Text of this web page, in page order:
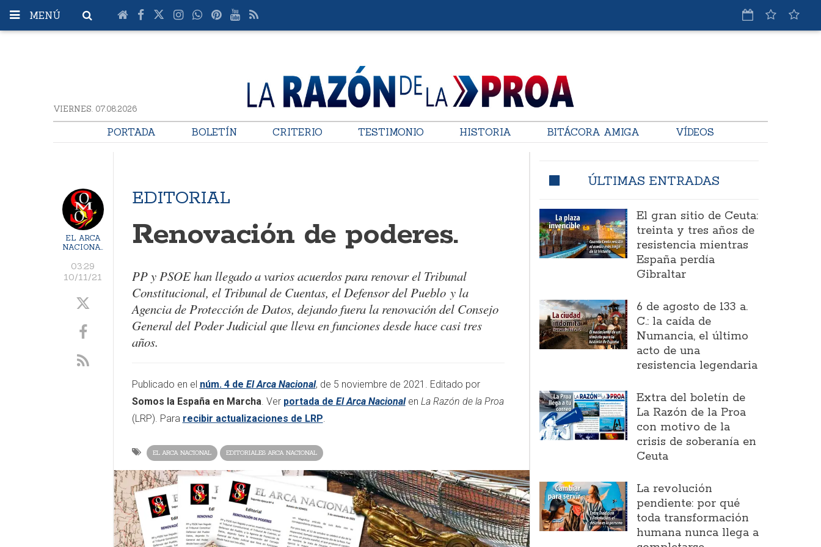
MENÚ
VIERNES. 07.08.2026
PORTADA BOLETÍN CRITERIO TESTIMONIO HISTORIA BITÁCORA AMIGA VÍDEOS
EL ARCA
03:29
10/11/21
EDITORIAL
Renovación de poderes.
PP y PSOE han llegado a varios acuerdos para renovar el Tribunal
Constitucional, el Tribunal de Cuentas, el Defensor del Pueblo y la
Agencia de Protección de Datos, dejando fuera la renovación del Consejo
General del Poder Judicial que lleva en funciones desde hace casi tres
años.
Publicado en el núm. 4 de El Arca Nacional, de 5 noviembre de 2021. Editado por
Somos la España en Marcha. Ver portada de El Arca Nacional en La Razón de la Proa
(LRP). Para recibir actualizaciones de LRP.
EL ARCA NACIONAL EDITORIALES ARCA NACIONAL
ÚLTIMAS ENTRADAS
El gran sitio de Ceuta:
treinta y tres años de
resistencia mientras
España perdía
Gibraltar
6 de agosto de 133 a.
C.: la caída de
Numancia, el último
acto de una
resistencia legendaria
Extra del boletín de
La Razón de la Proa
con motivo de la
crisis de soberanía en
Ceuta
La revolución
pendiente: por qué
toda transformación
humana nunca llega a